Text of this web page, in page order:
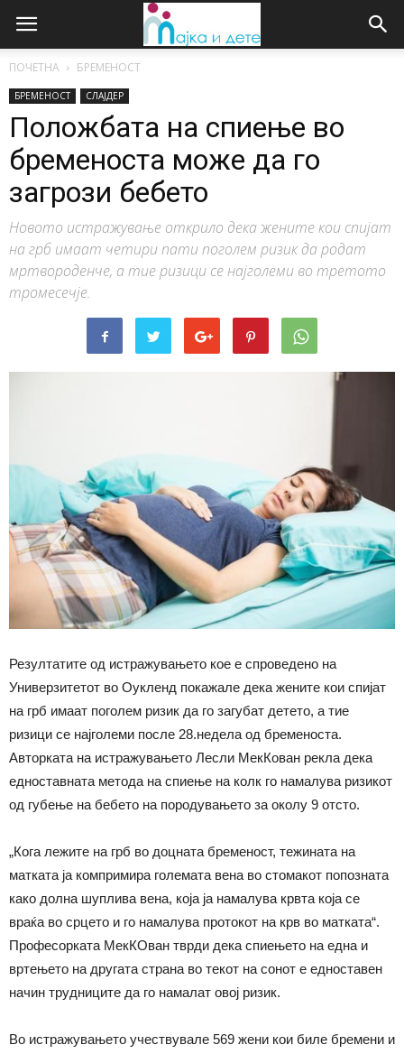
ПОЧЕТНА БРЕМЕНОСТ
БРЕМЕНОСТ СЛАЈДЕР
Положбата на спиење во
бременоста може да го
загрози бебето
Новото истражување открило дека жените кои спијат
на грб имаат четири пати поголем ризик да родат
мртвороденче, а тие ризици се најголеми во третото
тромесечје.
Резултатите од истражувањето кое е спроведено на
Универзитетот во Оукленд покажале дека жените кои спијат
на грб имаат поголем ризик да го загубат детето, а тие
ризици се најголеми после 28.недела од бременоста.
Авторката на истражувањето Лесли МекКован рекла дека
едноставната метода на спиење на колк го намалува ризикот
од губење на бебето на породувањето за околу 9 отсто.
„Кога лежите на грб во доцната бременост, тежината на
матката ја компримира големата вена во стомакот попозната
како долна шуплива вена, која ја намалува крвта која се
враќа во срцето и го намалува протокот на крв во матката“.
Професорката МекКОван тврди дека спиењето на една и
вртењето на другата страна во текот на сонот е едноставен
начин трудниците да го намалат овој ризик.
Во истражувањето учествувале 569 жени кои биле бремени и